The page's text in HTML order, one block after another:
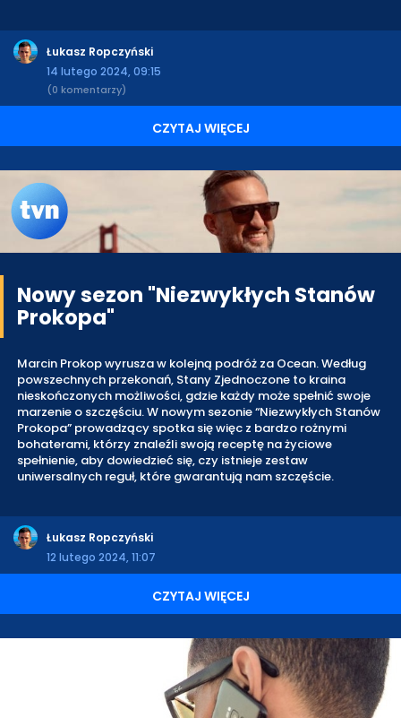
Łukasz Ropczyński
14 lutego 2024, 09:15
(0 komentarzy)
CZYTAJ WIĘCEJ
Nowy sezon "Niezwykłych Stanów
Prokopa"
Marcin Prokop wyrusza w kolejną podróż za Ocean. Według
powszechnych przekonań, Stany Zjednoczone to kraina
nieskończonych możliwości, gdzie każdy może spełnić swoje
marzenie o szczęściu. W nowym sezonie “Niezwykłych Stanów
Prokopa” prowadzący spotka się więc z bardzo rożnymi
bohaterami, którzy znaleźli swoją receptę na życiowe
spełnienie, aby dowiedzieć się, czy istnieje zestaw
uniwersalnych reguł, które gwarantują nam szczęście.
Łukasz Ropczyński
12 lutego 2024, 11:07
CZYTAJ WIĘCEJ